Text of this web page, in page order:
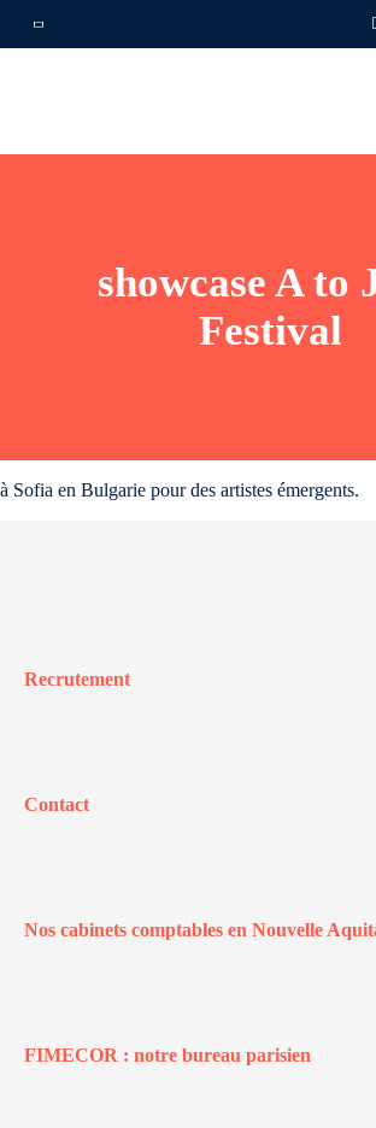
showcase A to
Festival
à Sofia en Bulgarie pour des artistes émergents.
Recrutement
Contact
Nos cabinets comptables en Nouvelle
FIMECOR : notre bureau parisien